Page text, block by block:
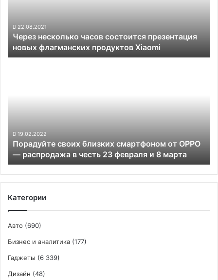
продуктов
Xiaomi
22.08.2021
Через несколько часов состоится презентация
новых флагманских продуктов Xiaomi
распродажа
честь
23
февраля
и
8
19.02.2022
Порадуйте своих близких смартфоном от OPPO
— распродажа в честь 23 февраля и 8 марта
Категории
Авто (690)
Бизнес и аналитика (177)
Гаджеты (6 339)
Дизайн (48)